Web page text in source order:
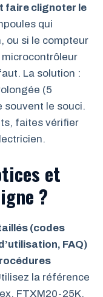
faire clignoter le
qui
ou si le compteur
La solution :
(5
souvent le souci.
faites vérifier
et
?
(codes
FAQ)
la référence
FTXM20-25K,